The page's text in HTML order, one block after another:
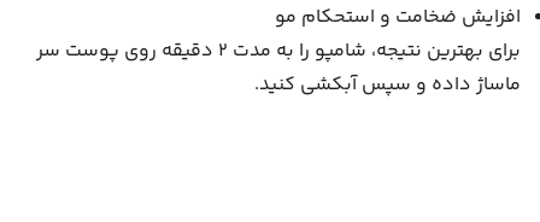
افزایش ضخامت و استحکام مو
برای بهترین نتیجه، شامپو را به مدت 2 دقیقه روی پوست سر
ماساژ داده و سپس آبکشی کنید.